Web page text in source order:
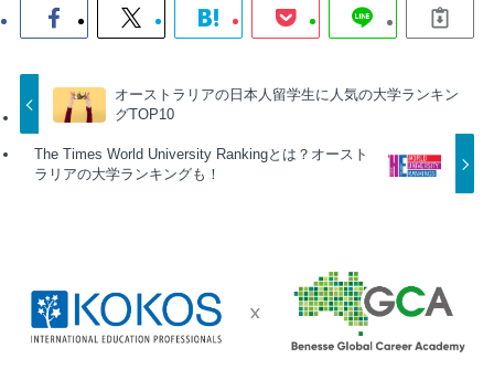
オーストラリアの日本人留学生に人気の大学ランキン
グTOP10
The Times World University Rankingとは？オースト
ラリアの大学ランキングも！